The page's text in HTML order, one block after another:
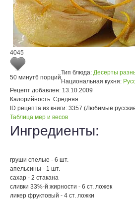
4045
50 минут6 порций
Тип блюда: Десерты
Национальная кухня:
Рецепт добавлен: 13.10.2009
Калорийность: Средняя
ID рецепта из книги: 3357 (Любимые
Таблица мер и весов
Ингредиенты:
груши спелые - 6 шт.
апельсины - 1 шт.
сахар - 2 стакана
сливки 33%-й жирности - 6 ст. ложек
ликер фруктовый - 4 ст. ложки